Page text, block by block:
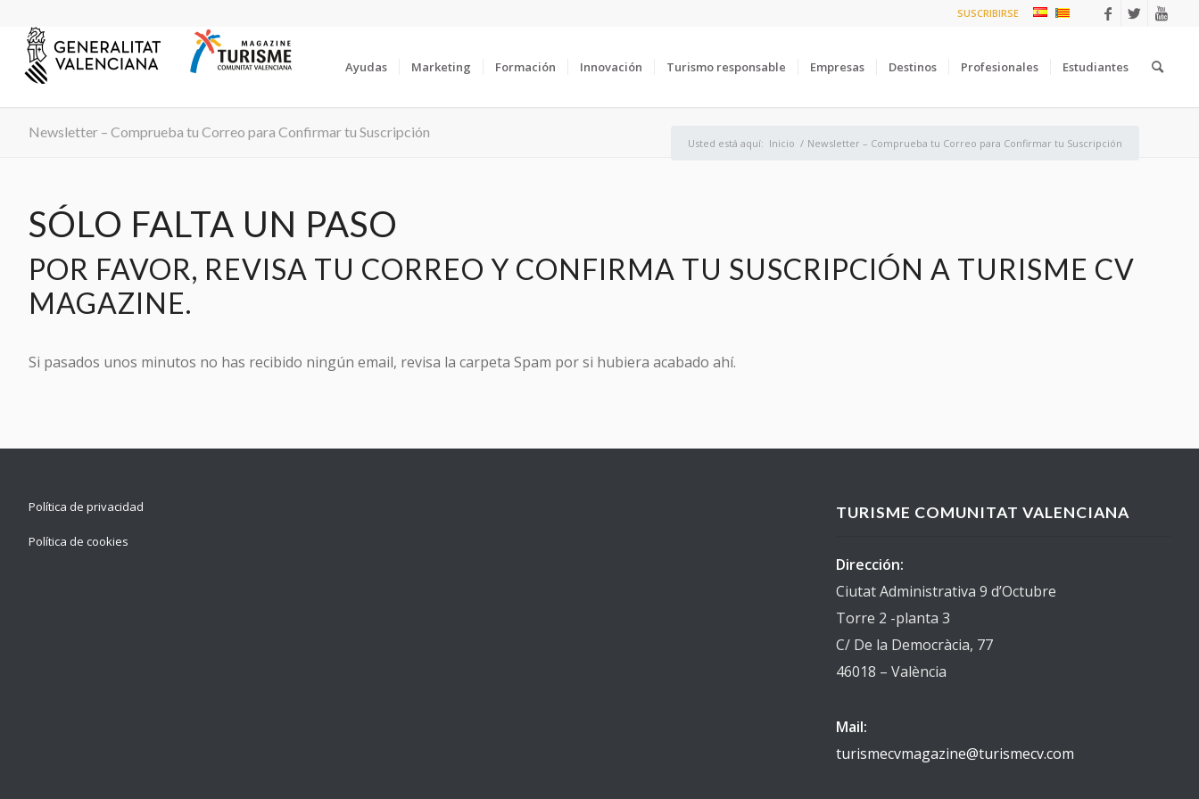
SUSCRIBIRSE
Ayudas Marketing Formación Innovación Turismo responsable Empresas Destinos Profesionales Estudiantes
Newsletter – Comprueba tu Correo para Confirmar tu Suscripción
Usted está aquí: Inicio / Newsletter – Comprueba tu Correo para Confirmar tu Suscripción
SÓLO FALTA UN PASO
POR FAVOR, REVISA TU CORREO Y CONFIRMA TU SUSCRIPCIÓN A TURISME CV
MAGAZINE.
Si pasados unos minutos no has recibido ningún email, revisa la carpeta Spam por si hubiera acabado ahí.
Política de privacidad
Política de cookies
TURISME COMUNITAT VALENCIANA
Dirección:
Ciutat Administrativa 9 d’Octubre
Torre 2 -planta 3
C/ De la Democràcia, 77
46018 – València
Mail:
turismecvmagazine@turismecv.com